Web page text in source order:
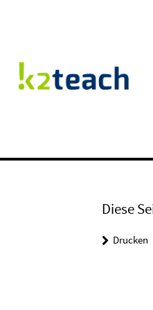
Diese
Drucken